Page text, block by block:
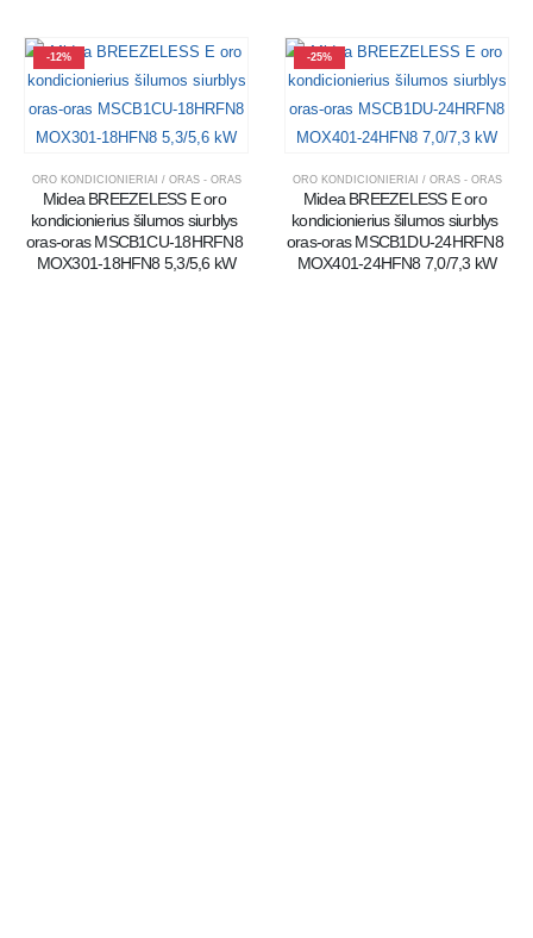
-12%
ORO KONDICIONIERIAI / ORAS - ORAS
Midea BREEZELESS E oro
kondicionierius šilumos siurblys
oras-oras MSCB1CU-18HRFN8
MOX301-18HFN8 5,3/5,6 kW
-25%
ORO KONDICIONIERIAI / ORAS - ORAS
Midea BREEZELESS E oro
kondicionierius šilumos siurblys
oras-oras MSCB1DU-24HRFN8
MOX401-24HFN8 7,0/7,3 kW